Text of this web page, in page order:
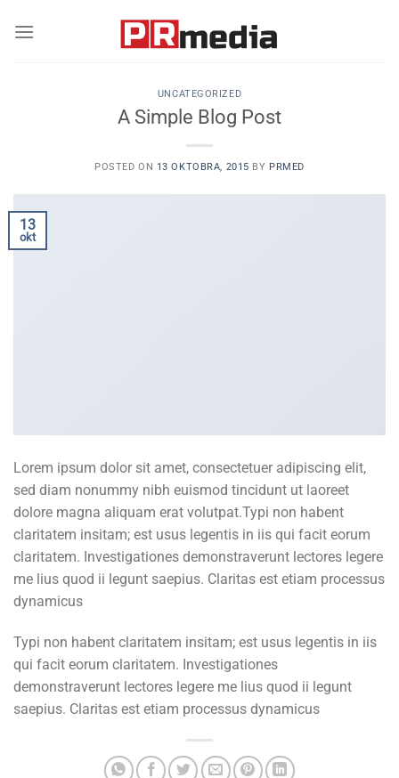
UNCATEGORIZED
A Simple Blog Post
POSTED ON 13 OKTOBRA, 2015 BY PRMED
13
okt
Lorem ipsum dolor sit amet, consectetuer adipiscing elit,
sed diam nonummy nibh euismod tincidunt ut laoreet
dolore magna aliquam erat volutpat.Typi non habent
claritatem insitam; est usus legentis in iis qui facit eorum
claritatem. Investigationes demonstraverunt lectores legere
me lius quod ii legunt saepius. Claritas est etiam processus
dynamicus
Typi non habent claritatem insitam; est usus legentis in iis
qui facit eorum claritatem. Investigationes
demonstraverunt lectores legere me lius quod ii legunt
saepius. Claritas est etiam processus dynamicus